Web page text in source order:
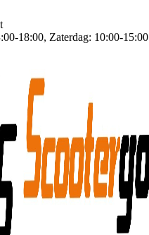
18:00, Zaterdag: 10:00-15:00